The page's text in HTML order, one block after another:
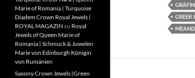
GREEK
Marie of Romania | Turquoise
Diadem Crown Royal Jewels |
ROYAL MAGAZIN zu Royal
Jewels of Queen Marie of
Romania | Schmuck & Juwelen
Marie von Edinburgh Königin
von Rumänien
Saxony Crown Jewels |Green